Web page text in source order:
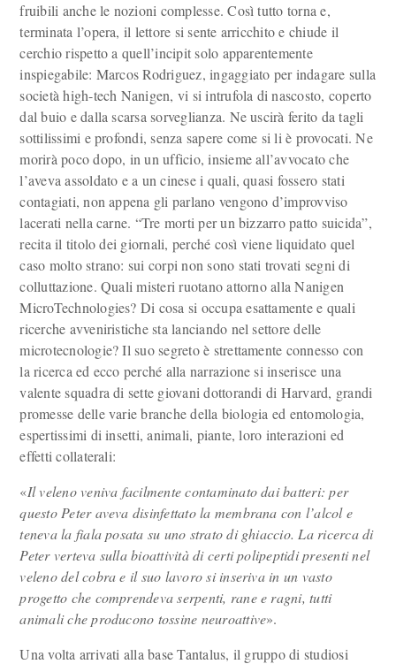
fruibili anche le nozioni complesse. Così tutto torna e,
terminata l’opera, il lettore si sente arricchito e chiude il
cerchio rispetto a quell’incipit solo apparentemente
inspiegabile: Marcos Rodriguez, ingaggiato per indagare sulla
società high-tech Nanigen, vi si intrufola di nascosto, coperto
dal buio e dalla scarsa sorveglianza. Ne uscirà ferito da tagli
sottilissimi e profondi, senza sapere come si li è provocati. Ne
morirà poco dopo, in un ufficio, insieme all’avvocato che
l’aveva assoldato e a un cinese i quali, quasi fossero stati
contagiati, non appena gli parlano vengono d’improvviso
lacerati nella carne. “Tre morti per un bizzarro patto suicida”,
recita il titolo dei giornali, perché così viene liquidato quel
caso molto strano: sui corpi non sono stati trovati segni di
colluttazione. Quali misteri ruotano attorno alla Nanigen
MicroTechnologies? Di cosa si occupa esattamente e quali
ricerche avveniristiche sta lanciando nel settore delle
microtecnologie? Il suo segreto è strettamente connesso con
la ricerca ed ecco perché alla narrazione si inserisce una
valente squadra di sette giovani dottorandi di Harvard, grandi
promesse delle varie branche della biologia ed entomologia,
espertissimi di insetti, animali, piante, loro interazioni ed
effetti collaterali:
«Il veleno veniva facilmente contaminato dai batteri: per
questo Peter aveva disinfettato la membrana con l’alcol e
teneva la fiala posata su uno strato di ghiaccio. La ricerca di
Peter verteva sulla bioattività di certi polipeptidi presenti nel
veleno del cobra e il suo lavoro si inseriva in un vasto
progetto che comprendeva serpenti, rane e ragni, tutti
animali che producono tossine neuroattive».
Una volta arrivati alla base Tantalus, il gruppo di studiosi